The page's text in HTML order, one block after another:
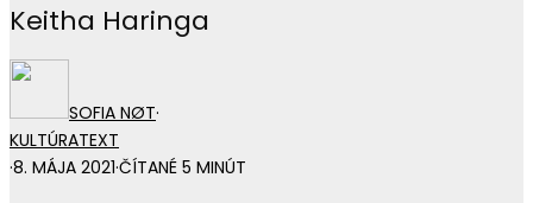
Keitha Haringa
SOFIA NØT·
KULTÚRATEXT
·8. MÁJA 2021·ČÍTANÉ 5 MINÚT